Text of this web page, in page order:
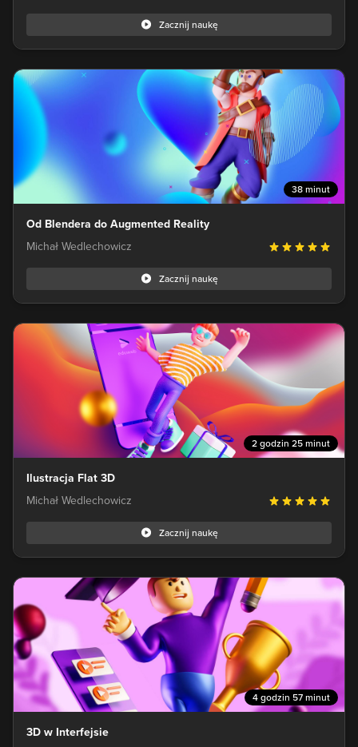
Zacznij naukę
38 minut
Od Blendera do Augmented Reality
Michał Wedlechowicz
Zacznij naukę
2 godzin 25 minut
Ilustracja Flat 3D
Michał Wedlechowicz
Zacznij naukę
4 godzin 57 minut
3D w Interfejsie